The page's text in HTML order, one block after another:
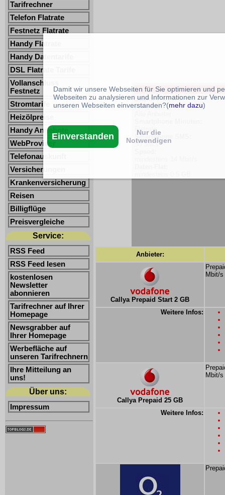
Tarifrechner
Telefon Flatrate
Festnetz Flatrate
Handy Flatrate
Handy Datentarife
DSL Flatrate Tarife
Vollanschluss
Festnetz
Stromtarife
Heizölpreise
Handy Angebote
WebProvider
Telefonauskunft
Versicherungen
Krankenversicherung
Reisen
Billigflüge
Preisvergleiche
Service:
RSS Feed
RSS Feed lesen
kostenlosen
Newsletter
abonnieren
Tarifrechner auf Ihrer
Homepage
Newsgrabber auf
Ihrer Homepage
Werbefläche auf
unseren Tarifrechnern
Ihre Mitteilung an
uns!
Über uns:
Impressum
Smartphone Tarife -Freimin.:
Stand:7.8.2026
Anbieter:
Flatrate
Smartphone SMS:
50 SMS
Anbieter:
Callya Prepaid Start 2 GB
Mbit/s
Weitere Infos:
Callya Prepaid 25 GB
Mbit/s
Weitere Infos:
Damit wir unsere Webseiten für Sie optimieren und
Webseiten zu analysieren und Informationen zur
unseren Webseiten einverstanden?(mehr dazu)
Einverstanden
Nur die
Notwendigen